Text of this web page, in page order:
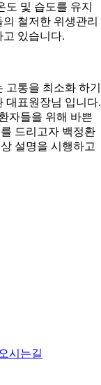
및 습도를 유지
철저한 위생관리
있습니다.
통을 최소화 하기
대표원장님 입니다.
자들을 위해 바쁜
드리고자 백정환
설명을 시행하고
오시는길